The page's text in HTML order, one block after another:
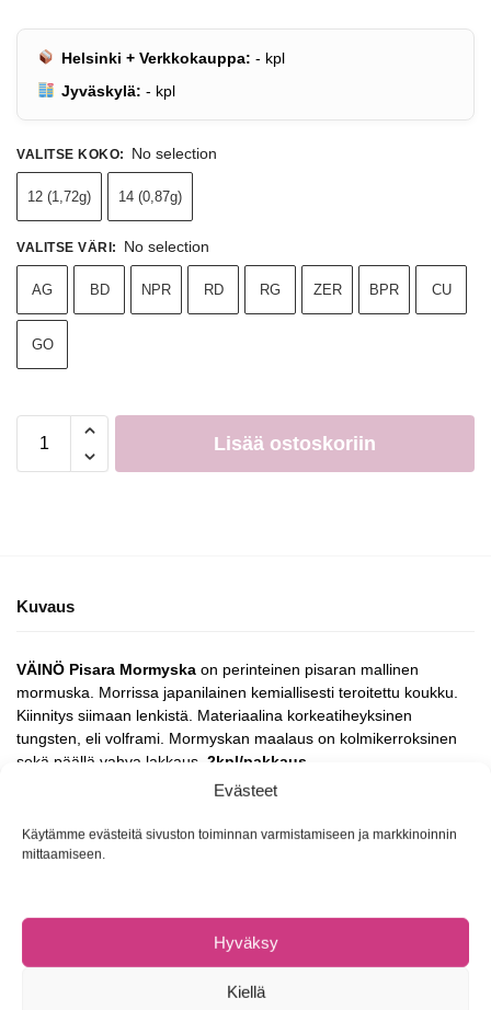
Evästeet
Käytämme evästeitä sivuston toiminnan varmistamiseen ja markkinoinnin
mittaamiseen.
Hyväksy
Kiellä
Helsinki + Verkkokauppa: - kpl
Jyväskylä: - kpl
VALITSE KOKO: No selection
12 (1,72g) 14 (0,87g)
VALITSE VÄRI: No selection
AG BD NPR RD RG ZER BPR CU
GO
Lisää ostoskoriin
Kuvaus
VÄINÖ Pisara Mormyska on perinteinen pisaran mallinen
mormuska. Morrissa japanilainen kemiallisesti teroitettu koukku.
Kiinnitys siimaan lenkistä. Materiaalina korkeatiheyksinen
tungsten, eli volframi. Mormyskan maalaus on kolmikerroksinen
sekä päällä vahva lakkaus. 2kpl/pakkaus
Koukkukoko #12
Korkeus 4mm
K4